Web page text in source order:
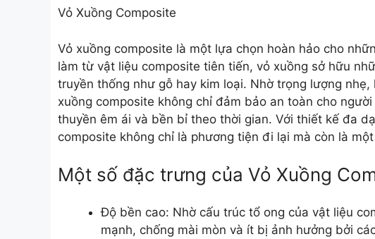
Vỏ Xuồng Composite
Vỏ xuồng composite là một lựa chọn hoàn hảo cho
làm từ vật liệu composite tiên tiến, vỏ xuồng sở hữu
truyền thống như gỗ hay kim loại. Nhờ trọng lượng
xuồng composite không chỉ đảm bảo an toàn cho
thuyền êm ái và bền bỉ theo thời gian. Với thiết kế đa
composite không chỉ là phương tiện đi lại mà còn là
Một số đặc trưng của Vỏ Xuồng
Độ bền cao: Nhờ cấu trúc tổ ong của vật liệu
mạnh, chống mài mòn và ít bị ảnh hưởng bởi